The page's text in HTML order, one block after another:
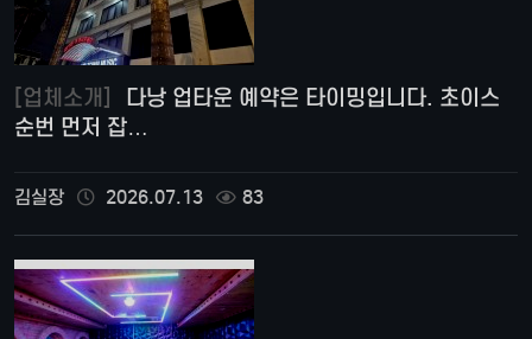
[업체소개]
순번 먼저 잡…
김실장 2026.07.13 83